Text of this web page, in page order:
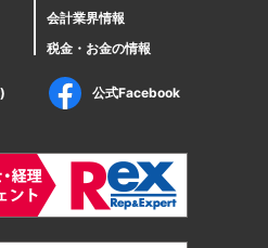
会計業界情報
税金・お金の情報
公式Facebook